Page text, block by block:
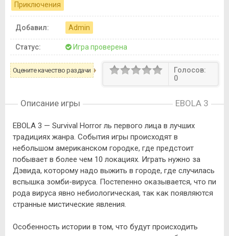
Приключения
Добавил: Admin
Статус: Игра проверена
Оцените качество раздачи
Голосов:
0
Описание игры EBOLA 3
EBOLA 3 — Survival Horror ль первого лица в лучших
традициях жанра. События игры происходят в
небольшом американском городке, где предстоит
побывает в более чем 10 локациях. Играть нужно за
Дэвида, которому надо выжить в городе, где случилась
вспышка зомби-вируса. Постепенно оказывается, что пи
рода вируса явно небиологическая, так как появляются
странные мистические явления.
Особенность истории в том, что будут происходить